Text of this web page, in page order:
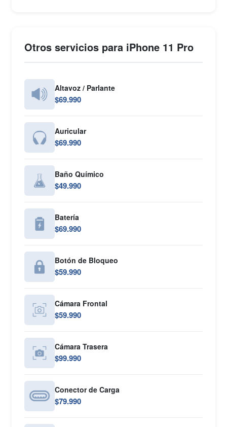
Otros servicios para iPhone 11 Pro
Altavoz / Parlante
$69.990
Auricular
$69.990
Baño Químico
$49.990
Batería
$69.990
Botón de Bloqueo
$59.990
Cámara Frontal
$59.990
Cámara Trasera
$99.990
Conector de Carga
$79.990